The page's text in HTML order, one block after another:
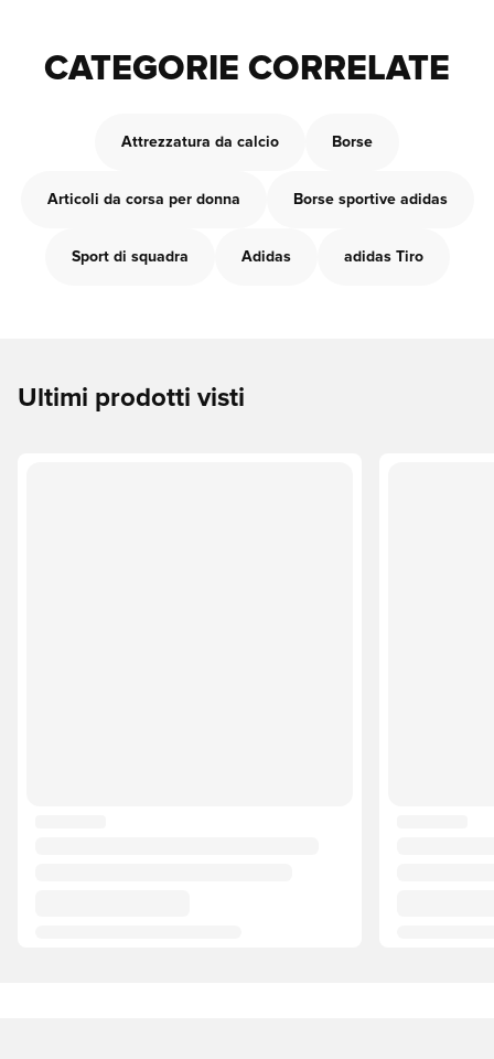
CATEGORIE CORRELATE
Attrezzatura da calcio Borse
Articoli da corsa per donna Borse sportive adidas
Sport di squadra Adidas adidas Tiro
Ultimi prodotti visti